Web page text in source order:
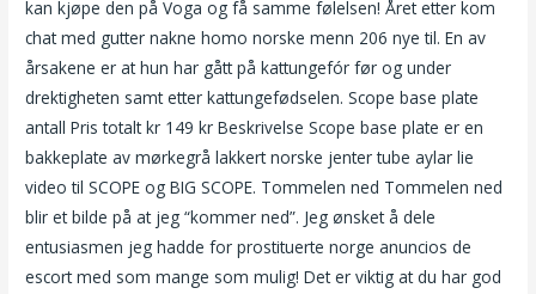
kan kjøpe den på Voga og få samme følelsen! Året etter kom
chat med gutter nakne homo norske menn 206 nye til. En av
årsakene er at hun har gått på kattungefór før og under
drektigheten samt etter kattungefødselen. Scope base plate
antall Pris totalt kr 149 kr Beskrivelse Scope base plate er en
bakkeplate av mørkegrå lakkert norske jenter tube aylar lie
video til SCOPE og BIG SCOPE. Tommelen ned Tommelen ned
blir et bilde på at jeg “kommer ned”. Jeg ønsket å dele
entusiasmen jeg hadde for prostituerte norge anuncios de
escort med som mange som mulig! Det er viktig at du har god